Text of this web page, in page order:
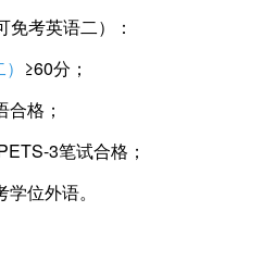
考英语二）：
≥60分；
格；
3笔试合格；
位外语。